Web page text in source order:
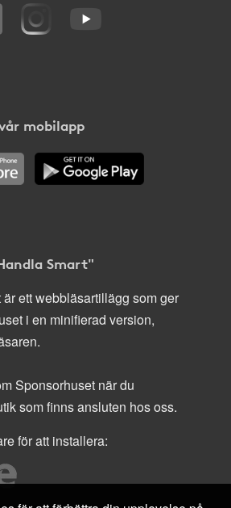
mobilapp
Smart"
ett webbläsartillägg som ger
i en minifierad version,
Sponsorhuset när du
som finns ansluten hos oss.
för att installera: